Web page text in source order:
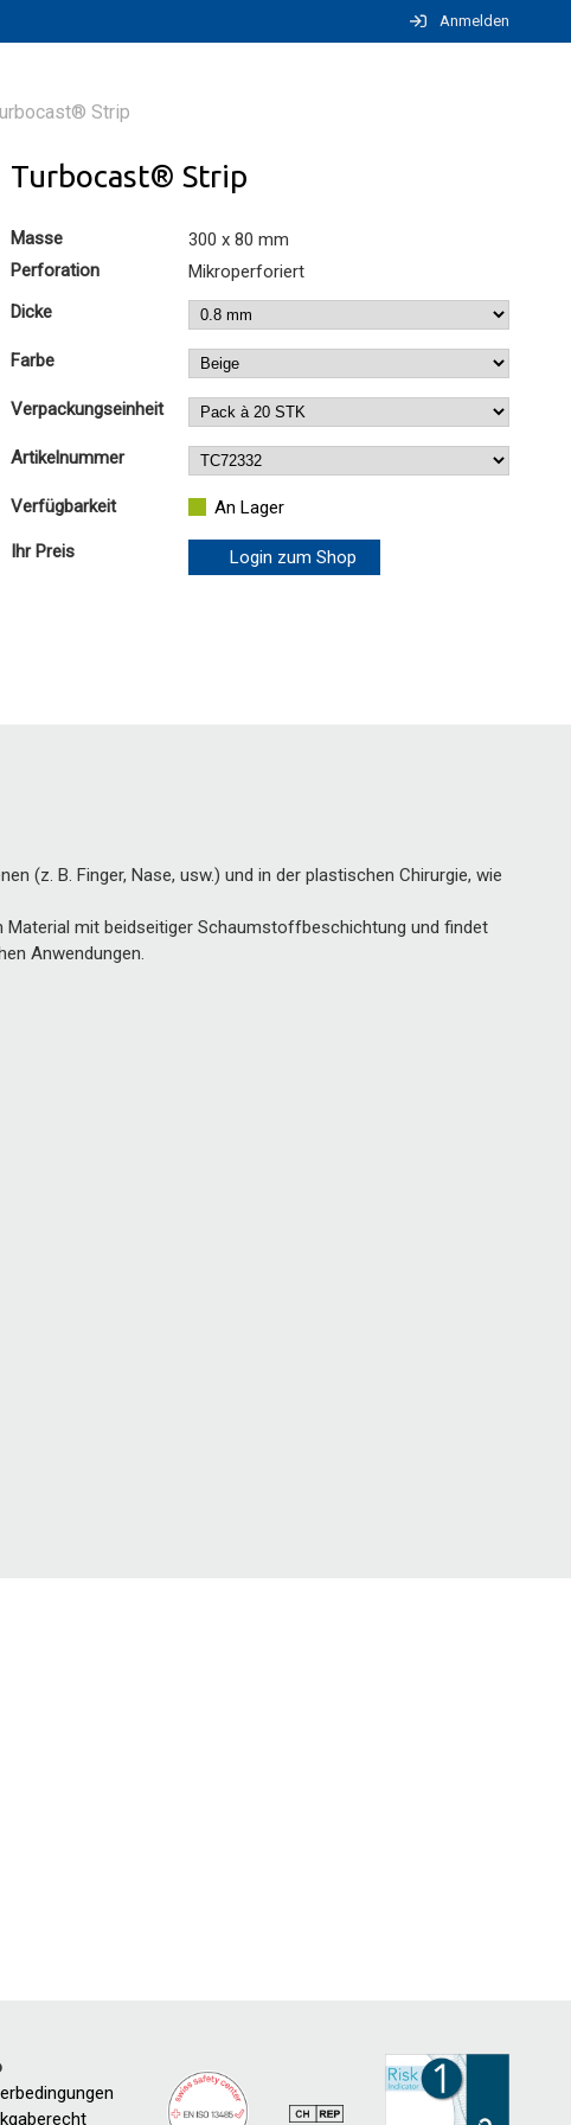
Anmelden
Strip
Turbocast® Strip
Masse
300 x 80 mm
Perforation
Mikroperforiert
Dicke
Farbe
Verpackungseinheit
Artikelnummer
Verfügbarkeit An Lager
Ihr Preis Login zum Shop
(z. B. Finger, Nase, usw.) und in der plastischen Chirurgie, wie
mit beidseitiger Schaumstoffbeschichtung und findet
Anwendungen.